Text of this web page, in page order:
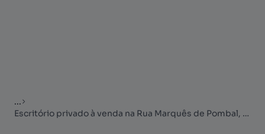
...
Escritório privado à venda na Rua Marquês de Pombal, 421